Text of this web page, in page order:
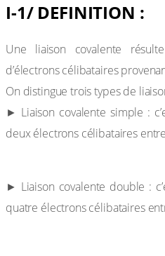
I-1/ DEFINITION :
Une liaison covalente
d’électrons célibataires
On distingue trois types de
► Liaison covalente simple :
deux électrons célibataires
► Liaison covalente double :
quatre électrons célibataires